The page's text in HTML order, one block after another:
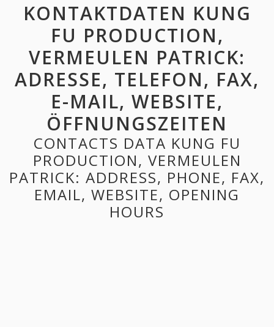
KONTAKTDATEN KUNG
FU PRODUCTION,
VERMEULEN PATRICK:
ADRESSE, TELEFON, FAX,
E-MAIL, WEBSITE,
ÖFFNUNGSZEITEN
CONTACTS DATA KUNG FU
PRODUCTION, VERMEULEN
PATRICK: ADDRESS, PHONE, FAX,
EMAIL, WEBSITE, OPENING
HOURS